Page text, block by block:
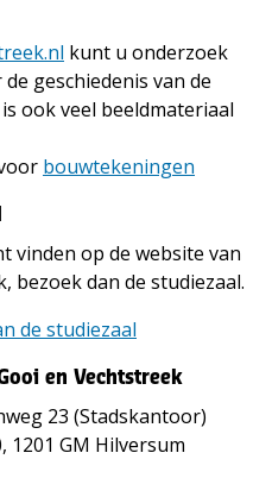
kunt u onderzoek
geschiedenis van de
ook veel beeldmateriaal
bouwtekeningen
vinden op de website van
bezoek dan de studiezaal.
de studiezaal
en Vechtstreek
23 (Stadskantoor)
1201 GM Hilversum